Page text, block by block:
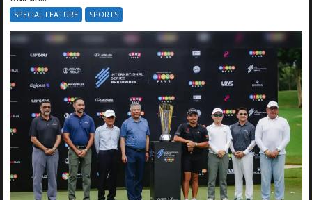
SPECIAL FEATURE SPORTS